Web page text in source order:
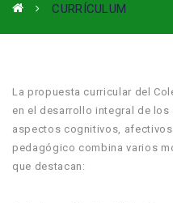
CURRÍCULUM
La propuesta curricular del
en el desarrollo integral de
aspectos cognitivos,
pedagógico combina varios
que destacan: